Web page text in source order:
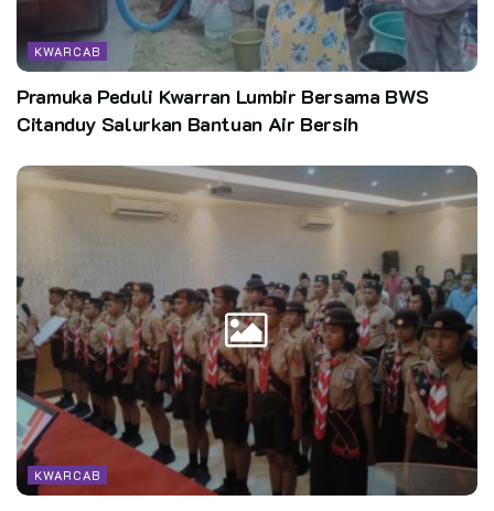
KWARCAB
Pramuka Peduli Kwarran Lumbir Bersama BWS
Citanduy Salurkan Bantuan Air Bersih
KWARCAB